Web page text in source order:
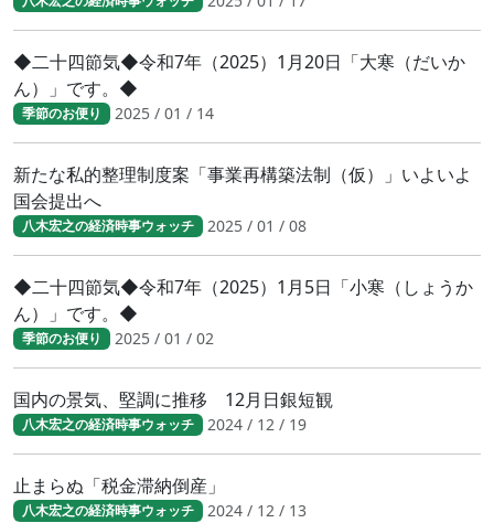
◆二十四節気◆令和7年（2025）1月20日「大寒（だいか
ん）」です。◆
季節のお便り 2025 / 01 / 14
新たな私的整理制度案「事業再構築法制（仮）」いよいよ
国会提出へ
八木宏之の経済時事ウォッチ 2025 / 01 / 08
◆二十四節気◆令和7年（2025）1月5日「小寒（しょうか
ん）」です。◆
季節のお便り 2025 / 01 / 02
国内の景気、堅調に推移 12月日銀短観
八木宏之の経済時事ウォッチ 2024 / 12 / 19
止まらぬ「税金滞納倒産」
八木宏之の経済時事ウォッチ 2024 / 12 / 13